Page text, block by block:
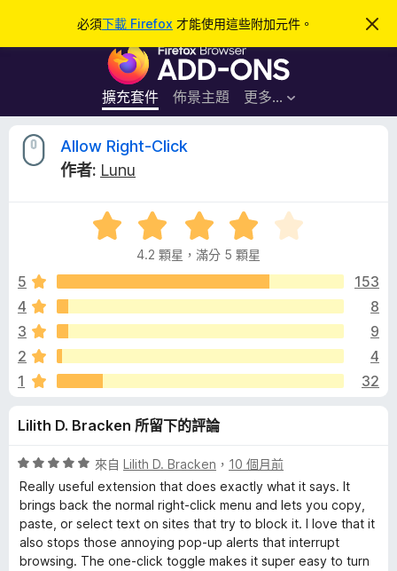
必須下載 Firefox 才能使用這些附加元件。
忽
此
F
r
e
覽
器
附
加
件
擴充套件 佈景主題 更多…
登入
A
o
w
R
i
g
h
t
Allow Right-Click
作者: Lunu
評
價
.
分
滿
5
4.2 顆星，滿分 5 顆星
5
153
4
8
3
9
2
4
1
32
Lilith D. Bracken 所留下的評論
評
價
5
分
，
滿
來自 Lilith D. Bracken ， 10 個月前
Really useful extension that does exactly what it says. It
brings back the normal right-click menu and lets you copy,
paste, or select text on sites that try to block it. I love that it
also stops those annoying pop-up alerts that interrupt
browsing. The one-click toggle makes it super easy to turn